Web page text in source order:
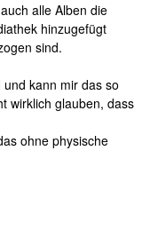
alle Alben die
hinzugefügt
sind.
kann mir das so
wirklich glauben, dass
ohne physische